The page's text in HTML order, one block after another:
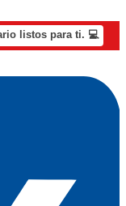
listos para ti. 💻